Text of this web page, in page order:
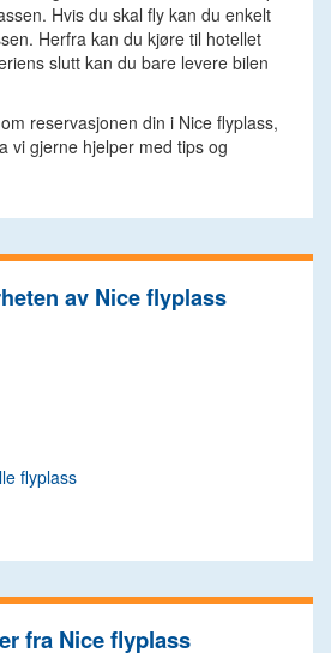
Hvis du skal fly kan du enkelt
Herfra kan du kjøre til hotellet
slutt kan du bare levere bilen
reservasjonen din i Nice flyplass,
vi gjerne hjelper med tips og
av Nice flyplass
flyplass
fra Nice flyplass